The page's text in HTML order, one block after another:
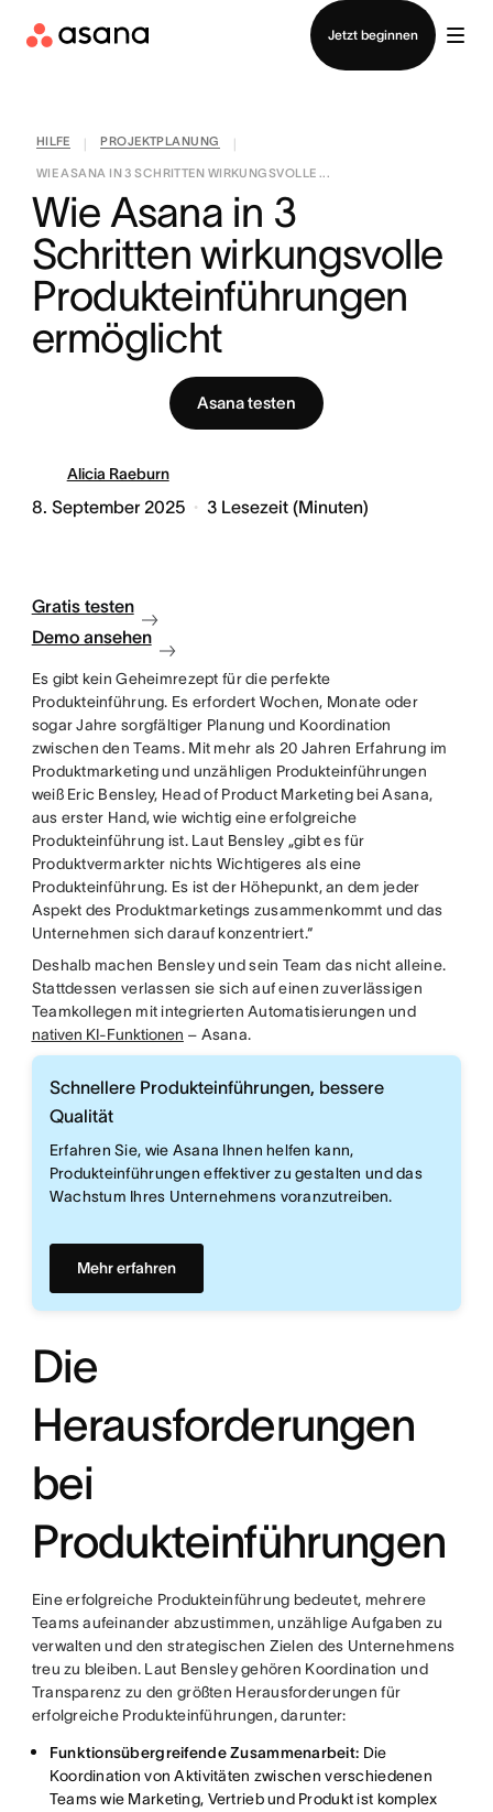
Jetzt beginnen
Vertrieb kontaktieren
HILFE PROJEKTPLANUNG
WIE ASANA IN 3 SCHRITTEN WIRKUNGSVOLLE ...
Wie Asana in 3
Schritten wirkungsvolle
Produkteinführungen
ermöglicht
Asana testen
Alicia Raeburn
8. September 2025 3 Lesezeit (Minuten)
Gratis testen
Demo ansehen
Es gibt kein Geheimrezept für die perfekte
Produkteinführung. Es erfordert Wochen, Monate oder
sogar Jahre sorgfältiger Planung und Koordination
zwischen den Teams. Mit mehr als 20 Jahren Erfahrung im
Produktmarketing und unzähligen Produkteinführungen
weiß Eric Bensley, Head of Product Marketing bei Asana,
aus erster Hand, wie wichtig eine erfolgreiche
Produkteinführung ist. Laut Bensley „gibt es für
Produktvermarkter nichts Wichtigeres als eine
Produkteinführung. Es ist der Höhepunkt, an dem jeder
Aspekt des Produktmarketings zusammenkommt und das
Unternehmen sich darauf konzentriert.“
Deshalb machen Bensley und sein Team das nicht alleine.
Stattdessen verlassen sie sich auf einen zuverlässigen
Teamkollegen mit integrierten Automatisierungen und
nativen KI-Funktionen – Asana.
Schnellere Produkteinführungen, bessere
Qualität
Erfahren Sie, wie Asana Ihnen helfen kann,
Produkteinführungen effektiver zu gestalten und das
Wachstum Ihres Unternehmens voranzutreiben.
Mehr erfahren
Die
Herausforderungen
bei
Produkteinführungen
Eine erfolgreiche Produkteinführung bedeutet, mehrere
Teams aufeinander abzustimmen, unzählige Aufgaben zu
verwalten und den strategischen Zielen des Unternehmens
treu zu bleiben. Laut Bensley gehören Koordination und
Transparenz zu den größten Herausforderungen für
erfolgreiche Produkteinführungen, darunter:
Funktionsübergreifende Zusammenarbeit: Die
Koordination von Aktivitäten zwischen verschiedenen
Teams wie Marketing, Vertrieb und Produkt ist komplex